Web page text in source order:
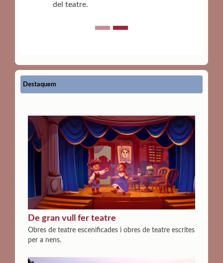
del teatre.
Destaquem
De gran vull fer teatre
Obres de teatre escenificades i obres de teatre escrites
per a nens.